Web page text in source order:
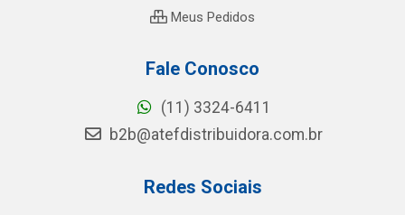
Meus Pedidos
Fale Conosco
(11) 3324-6411
b2b@atefdistribuidora.com.br
Redes Sociais